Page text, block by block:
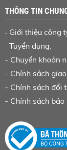
THÔNG TIN
- Giới thiệu công
- Tuyển dụng.
- Chuyển khoản
- Chính sách
- Chính sách đổi
- Chính sách bảo